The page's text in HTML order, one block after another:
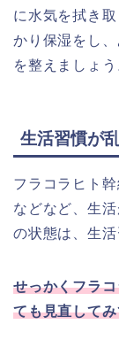
に水気を拭き
かり保湿をし
を整えましょう
生活習慣が
フラコラヒト
などなど、生
の状態は、生
せっかくフラ
ても見直して